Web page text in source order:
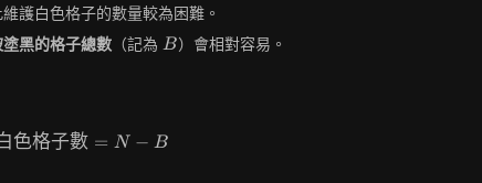
護白色格子的數量較為困難。
塗黑的格子總數 （記為 B
B）會相對容易。
\text{白色格子數} = N - B
色格子數 = N − B